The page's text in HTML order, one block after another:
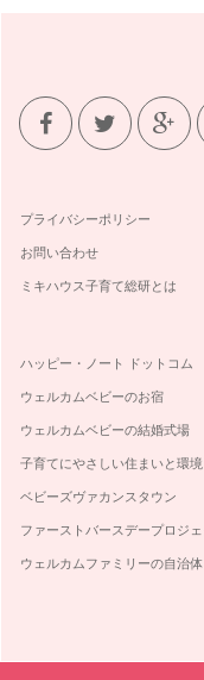
プライバシーポリシー
お問い合わせ
ミキハウス子育て総研とは
ハッピー・ノート ドットコム
ウェルカムベビーのお宿
ウェルカムベビーの結婚式場
子育てにやさしい住まいと環境
ベビーズヴァカンスタウン
ファーストバースデープロジェ
ウェルカムファミリーの自治体